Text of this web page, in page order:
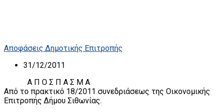
Αποφάσεις Δημοτικής Επιτροπής
31/12/2011
A Π Ο Σ Π Α Σ Μ Α
Από το πρακτικό 18/2011 συνεδριάσεως της Οικονομικής
Επιτροπής Δήμου Σιθωνίας.